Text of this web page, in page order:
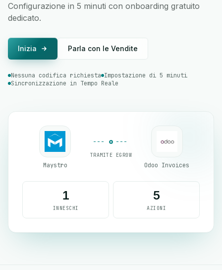
Configurazione in 5 minuti con onboarding gratuito
dedicato.
Inizia Parla con le Vendite
Nessuna codifica richiesta Impostazione di 5 minuti
Sincronizzazione in Tempo Reale
Maystro
TRAMITE EGROW
Odoo Invoices
1
INNESCHI
5
AZIONI